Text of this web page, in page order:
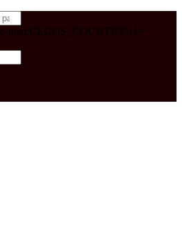
inter.CEGOS_COUNTRY') !=